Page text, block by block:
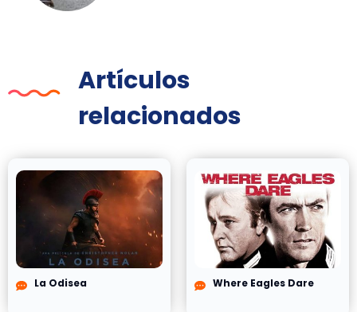
Artículos
relacionados
La Odisea Where Eagles Dare